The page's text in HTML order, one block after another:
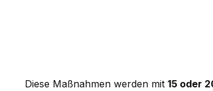
Diese Maßnahmen werden mit 15 oder